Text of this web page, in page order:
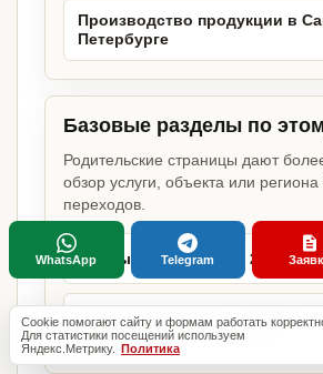
Производство продукции в
Петербурге
Базовые разделы по
Родительские страницы дают
обзор услуги, объекта или
переходов.
Нужные документы в 2026 для
Нужные документы в 2026 для
производства продукции
Cookie помогают сайту и формам работать
Для статистики посещений используем
Яндекс.Метрику. Политика
WhatsApp Telegram